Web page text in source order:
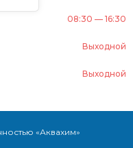
08:30 — 16:30
Выходной
Выходной
«Аквахим»